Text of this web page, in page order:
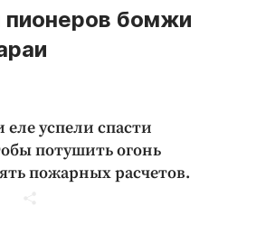
бомжи
успели спасти
потушить огонь
пожарных расчетов.